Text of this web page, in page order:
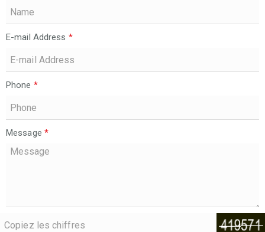
E-mail Address *
Phone *
Message *